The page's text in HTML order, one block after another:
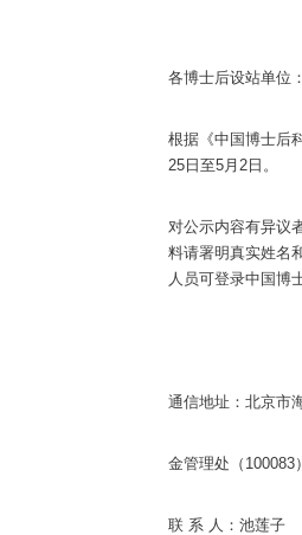
各博士后设站单位：
根据《中国博士后
25日至5月2日。
对公示内容有异议
料请署明真实姓名
人员可登录中国博
通信地址：北京市
金管理处（100083）
联 系 人：池莲子